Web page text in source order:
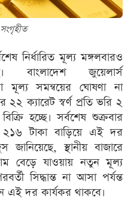
নির্ধারিত মূল্য মঙ্গলবারও
বাংলাদেশ জুয়েলার্স
মূল্য সমন্বয়ের ঘোষণা না
ক্যারেট স্বর্ণ প্রতি ভরি ২
হচ্ছে। সর্বশেষ শুক্রবার
২১৬ টাকা বাড়িয়ে এই দর
জানিয়েছে, স্থানীয় বাজারে
বেড়ে যাওয়ায় নতুন মূল্য
সিদ্ধান্ত না আসা পর্যন্ত
এই দর কার্যকর থাকবে।